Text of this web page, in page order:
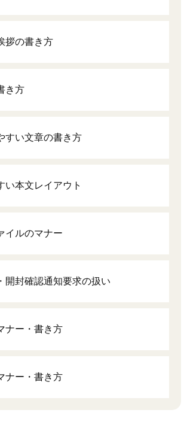
拶の書き方
き方
すい文章の書き方
い本文レイアウト
イルのマナー
開封確認通知要求の扱い
ナー・書き方
ナー・書き方